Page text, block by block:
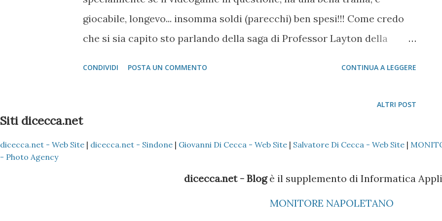
giocabile, longevo... insomma soldi (parecchi) ben spesi!!! Come credo
che si sia capito sto parlando della saga di Professor Layton della
che un Blog, almeno per me, è una sorta di repository personale per le
ai due episodi della Saga fin qui pubblicati in Italia, ovvero Professor
CONDIVIDI POSTA UN COMMENTO CONTINUA A LEGGERE
ALTRI POST
Siti dicecca.net
dicecca.net - Web Site | dicecca.net - Sindone | Giovanni Di Cecca - Web Site | Salvatore Di Cecca - Web Site |
- Photo Agency
dicecca.net - Blogè il supplemento di Informatica
MONITORE NAPOLETANO